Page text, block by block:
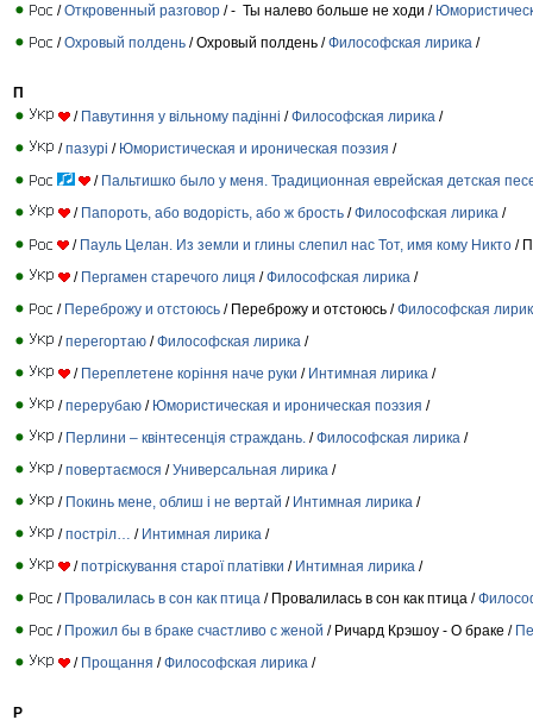
/Откровенный разговор / - Ты налево больше не ходи /
/Охровый полдень / Охровый полдень /Философская лирика /
П
/ Павутиння у вільному падінні /Философская лирика /
/пазурі / Юмористическая и ироническая поэзия /
/ Пальтишко было у меня. Традиционная еврейская детская
/ Папороть, або водорість, або ж брость /Философская лирика /
/ Пауль Целан. Из земли и глины слепил нас Тот, имя кому Никто /
/ Пергамен старечого лиця /Философская лирика /
/ Переброжу и отстоюсь / Переброжу и отстоюсь /Философская
/перегортаю /Философская лирика /
/ Переплетене коріння наче руки / Интимная лирика /
/перерубаю / Юмористическая и ироническая поэзия /
/ Перлини – квінтесенція страждань. /Философская лирика /
/повертаємося /Универсальная лирика /
/ Покинь мене, облиш і не вертай / Интимная лирика /
/постріл… / Интимная лирика /
/потріскування старої платівки / Интимная лирика /
/ Провалилась в сон как птица / Провалилась в сон как птица /
/ Прожил бы в браке счастливо с женой / Ричард Крэшоу - О браке /
/ Прощання /Философская лирика /
Р